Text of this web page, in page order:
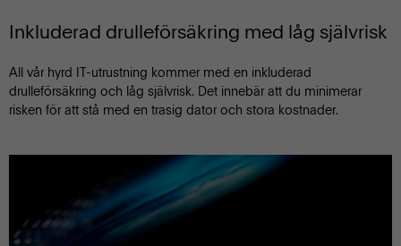
Inkluderad drulleförsäkring med låg självrisk
All vår hyrd IT-utrustning kommer med en inkluderad
drulleförsäkring och låg självrisk. Det innebär att du minimerar
risken för att stå med en trasig dator och stora kostnader.